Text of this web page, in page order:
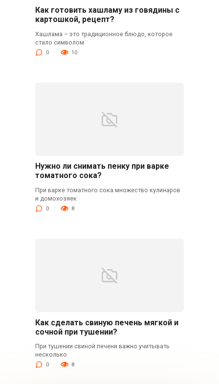
Как готовить хашламу из говядины с
картошкой, рецепт?
Хашлама – это традиционное блюдо, которое
стало символом
0 10
Нужно ли снимать пенку при варке
томатного сока?
При варке томатного сока множество кулинаров
и домохозяек
0 8
Как сделать свиную печень мягкой и
сочной при тушении?
При тушении свиной печени важно учитывать
несколько
0 8